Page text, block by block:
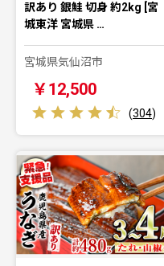
訳あり 銀鮭 切身 約2kg [宮
城東洋 宮城県 …
宮城県気仙沼市
￥12,500
(304)